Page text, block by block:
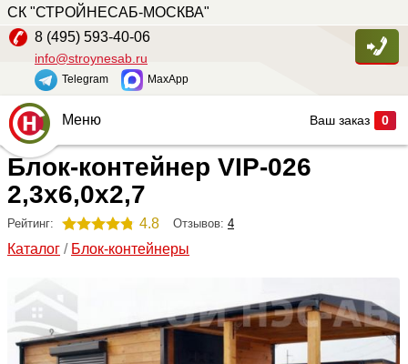
СК "СТРОЙНЕСАБ-МОСКВА"
8 (495) 593-40-06
info@stroynesab.ru
Telegram MaxApp
Ваш заказ 0
Главная
Каталог
Услуги
О компании
Меню
Блок-контейнер VIP-026
2,3х6,0х2,7
Рейтинг: 4.8 Отзывов: 4
Каталог / Блок-контейнеры